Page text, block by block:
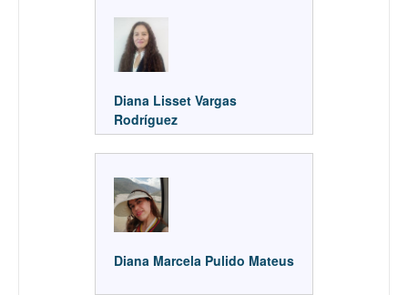
Diana Lisset Vargas
Rodríguez
Diana Marcela Pulido Mateus